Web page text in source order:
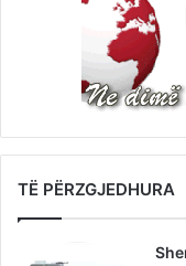
TË PËRZGJEDHURA